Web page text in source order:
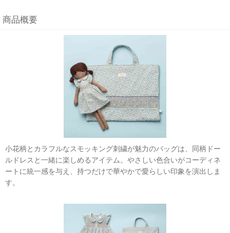
商品概要
小花柄とカラフルなスモッキング刺繍が魅力のバッグは、同柄ドー
ルドレスと一緒に楽しめるアイテム。やさしい色合いがコーディネ
ートに統一感を与え、持つだけで華やかで愛らしい印象を演出しま
す。